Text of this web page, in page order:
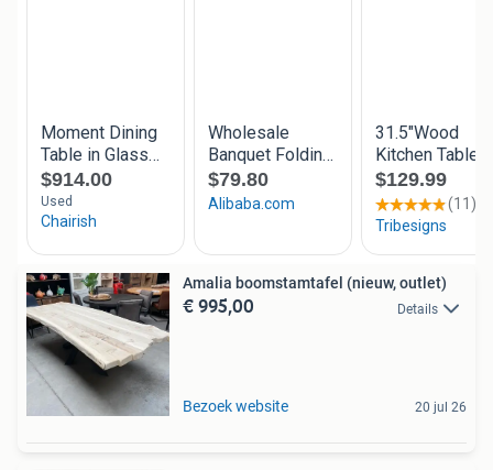
Amalia boomstamtafel (nieuw, outlet)
€ 995,00 Details
Bezoek website 20 jul 26